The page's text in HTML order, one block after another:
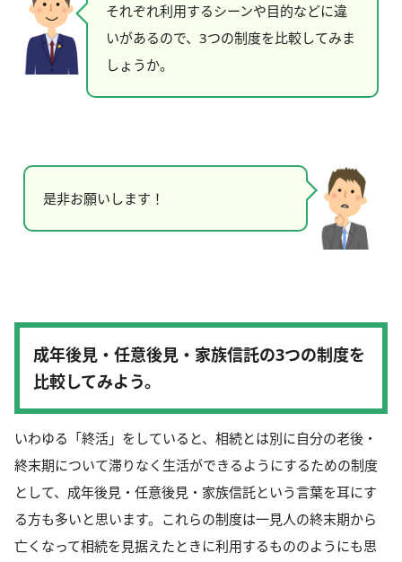
それぞれ利用するシーンや目的などに違
いがあるので、3つの制度を比較してみま
しょうか。
是非お願いします！
成年後見・任意後見・家族信託の3つの制度を
比較してみよう。
いわゆる「終活」をしていると、相続とは別に自分の老後・
終末期について滞りなく生活ができるようにするための制度
として、成年後見・任意後見・家族信託という言葉を耳にす
る方も多いと思います。これらの制度は一見人の終末期から
亡くなって相続を見据えたときに利用するもののようにも思